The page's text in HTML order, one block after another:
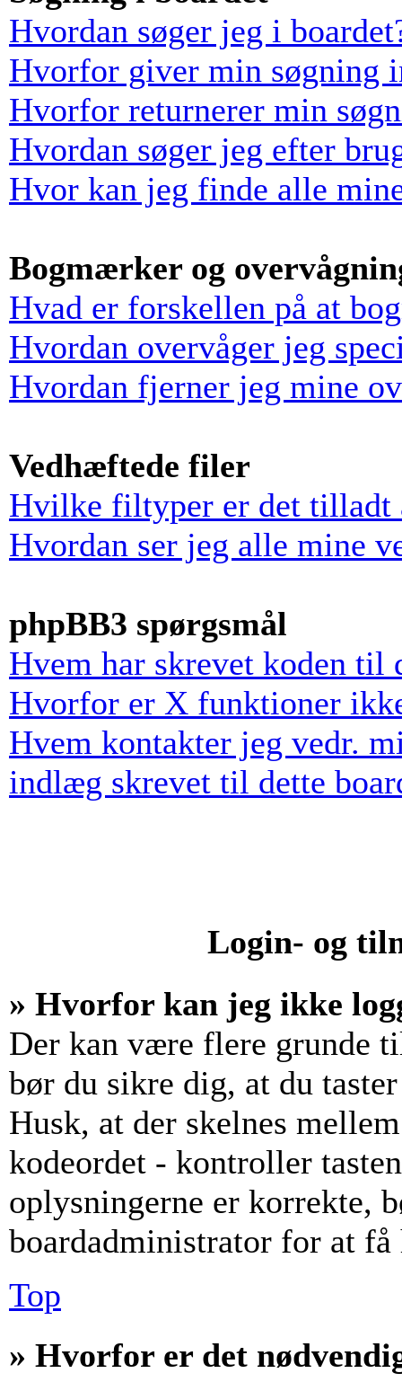
Hvordan søger jeg i
Hvorfor giver min søgning
Hvorfor returnerer min
Hvordan søger jeg efter
Hvor kan jeg finde alle
Bogmærker og
Hvad er forskellen på at
Hvordan overvåger jeg
Hvordan fjerner jeg mine
Vedhæftede filer
Hvilke filtyper er det tilladt
Hvordan ser jeg alle mine
phpBB3 spørgsmål
Hvem har skrevet koden til
Hvorfor er X funktioner
Hvem kontakter jeg vedr.
indlæg skrevet til dette
Login- og
» Hvorfor kan jeg ikke
Der kan være flere grunde
bør du sikre dig, at du
Husk, at der skelnes
kodeordet - kontroller
oplysningerne er korrekte,
boardadministrator for at
Top
» Hvorfor er det